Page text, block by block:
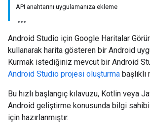
API anahtarını uygulamanıza ekleme
Android Studio için Google Haritalar
kullanarak harita gösteren bir Android
Kurmak istediğiniz mevcut bir Android
Android Studio projesi oluşturma
Bu hızlı başlangıç kılavuzu, Kotlin veya
Android geliştirme konusunda bilgi
için hazırlanmıştır.